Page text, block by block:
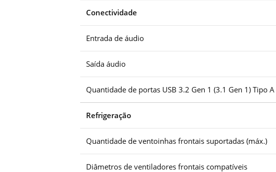
Conectividade
Entrada de áudio
Saída áudio
Quantidade de portas USB 3.2 Gen 1 (3.1 Gen 1) Tipo A
Refrigeração
Quantidade de ventoinhas frontais suportadas (máx.)
Diâmetros de ventiladores frontais compatíveis